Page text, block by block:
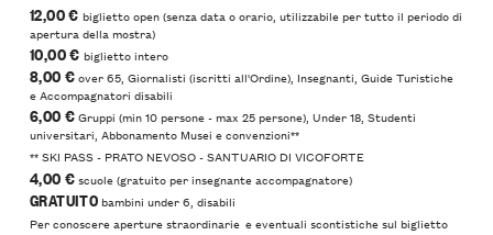
12,00 €biglietto open (senza data o orario, utilizzabile per tutto il periodo di
apertura della mostra)
10,00 € biglietto intero
8,00 €over 65, Giornalisti (iscritti all'Ordine), Insegnanti, Guide Turistiche
e Accompagnatori disabili
6,00 €Gruppi (min 10 persone - max 25 persone), Under 18, Studenti
universitari, Abbonamento Musei e convenzioni**
​** SKI PASS - PRATO NEVOSO - SANTUARIO DI VICOFORTE
4,00 €scuole ​(gratuito per insegnante accompagnatore)
GRATUITObambini under 6, disabili
Per conoscere aperture straordinarie e eventuali scontistiche sul biglietto